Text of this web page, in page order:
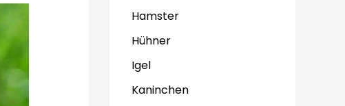
Hamster
Hühner
Igel
Kaninchen